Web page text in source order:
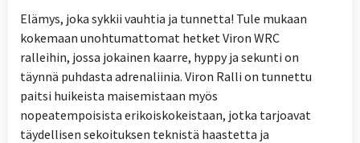
Elämys, joka sykkii vauhtia ja tunnetta! Tule mukaan
kokemaan unohtumattomat hetket Viron WRC
ralleihin, jossa jokainen kaarre, hyppy ja sekunti on
täynnä puhdasta adrenaliinia. Viron Ralli on tunnettu
paitsi huikeista maisemistaan myös
nopeatempoisista erikoiskokeistaan, jotka tarjoavat
täydellisen sekoituksen teknistä haastetta ja